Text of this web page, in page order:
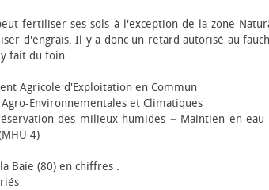
fertiliser ses sols à l'exception de la zone
d'engrais. Il y a donc un retard autorisé au
y fait du foin.
Agricole d'Exploitation en Commun
Agro-Environnementales et Climatiques
des milieux humides − Maintien en eau
4)
Baie (80) en chiffres :